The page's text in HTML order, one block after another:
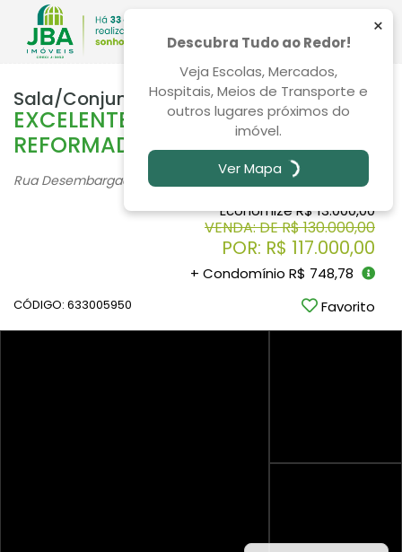
Sala/Conjunto Centro 32m²
EXCELENTE SALA COMERCIAL
REFORMADA NO CENTRO
Rua Desembargador Westphalen, 295, Centro - Curitiba /PR
Economize R$ 13.000,00
VENDA: DE R$ 130.000,00
POR: R$ 117.000,00
+ Condomínio R$ 748,78
CÓDIGO: 633005950 Favorito
×
Descubra Tudo ao Redor!
Veja Escolas, Mercados,
Hospitais, Meios de Transporte e
outros lugares próximos do
imóvel.
Ver Mapa